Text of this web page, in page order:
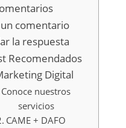
comentario
la respuesta
Recomendados
Digital
Conoce nuestros
servicios
CAME + DAFO